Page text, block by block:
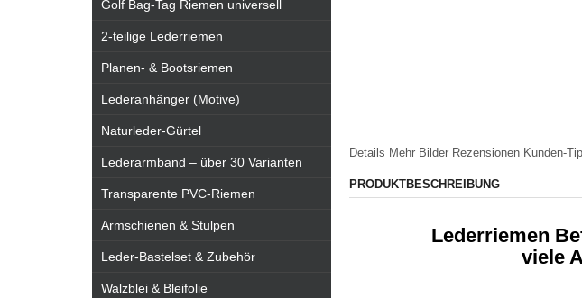
Details Mehr Bilder Rezensionen Kunden-
PRODUKTBESCHREIBUNG
Lederriemen
viele
Golf Bag-Tag Riemen universell
2-teilige Lederriemen
Planen- & Bootsriemen
Lederanhänger (Motive)
Naturleder-Gürtel
Lederarmband – über 30 Varianten
Transparente PVC-Riemen
Armschienen & Stulpen
Leder-Bastelset & Zubehör
Walzblei & Bleifolie